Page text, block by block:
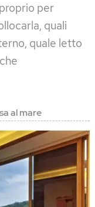
per
quali
quale letto
al mare